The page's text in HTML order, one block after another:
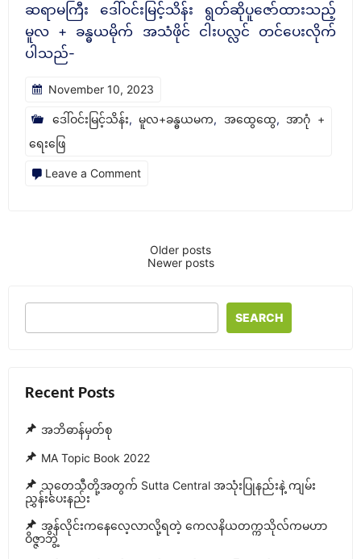
အလင်းရောင်
ဆရာတော်
တော်
မူ
ပစ္စယ
ဒေသ
ဆရာမကြီး ‌ဒေါ်ဝင်းမြင့်သိန်း ရွတ်ဆိုပူဇော်ထားသည့်
မူလ + ခန္ဓယမိုက် အသံဖိုင် ငါးပလ္လင် တင်ပေးလိုက်
ပါသည်-
November 10, 2023
ဒေါ်ဝင်းမြင့်သိန်း,မူလ+ခန္ဓယမက, အထွေထွေ, အာဂုံ +
ရေးဖြေ
Leave a Commenton
Older posts
Newer posts
SEARCH
Recent Posts
အဘိဓာန်မှတ်စု
MA Topic Book 2022
သုတေသီတို့အတွက် Sutta Central အသုံးပြုနည်းနဲ့ ကျမ်း
ညွှန်းပေးနည်း
အွန်လိုင်းကနေလေ့လာလို့ရတဲ့ ကေလနိယတက္ကသိုလ်ကမဟာ
ဝိဇ္ဇာဘွဲ့